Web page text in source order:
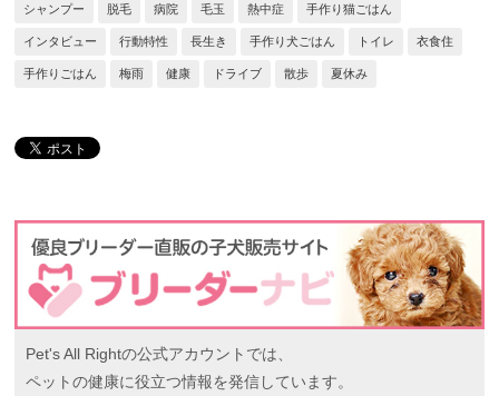
シャンプー 脱毛 病院 毛玉 熱中症 手作り猫ごはん
インタビュー 行動特性 長生き 手作り犬ごはん トイレ 衣食住
手作りごはん 梅雨 健康 ドライブ 散歩 夏休み
Pet's All Rightの公式アカウントでは、
ペットの健康に役立つ情報を発信しています。